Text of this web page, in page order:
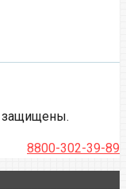
защищены.
8800-302-39-89